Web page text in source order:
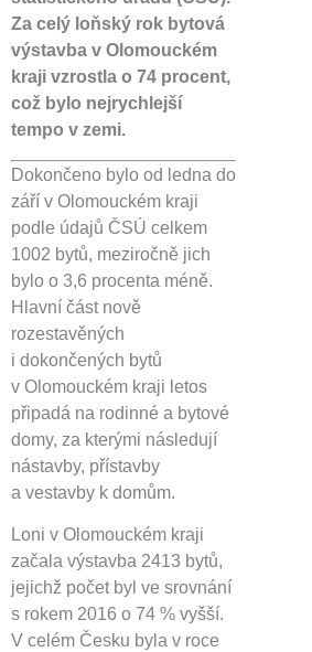
Za celý loňský rok bytová
výstavba v Olomouckém
kraji vzrostla o 74 procent,
což bylo nejrychlejší
tempo v zemi.
Dokončeno bylo od ledna do
září v Olomouckém kraji
podle údajů ČSÚ celkem
1002 bytů, meziročně jich
bylo o 3,6 procenta méně.
Hlavní část nově
rozestavěných
i dokončených bytů
v Olomouckém kraji letos
připadá na rodinné a bytové
domy, za kterými následují
nástavby, přístavby
a vestavby k domům.
Loni v Olomouckém kraji
začala výstavba 2413 bytů,
jejichž počet byl ve srovnání
s rokem 2016 o 74 % vyšší.
V celém Česku byla v roce